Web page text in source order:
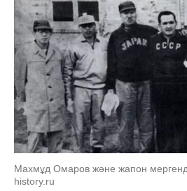
Махмұд Омаров және жапон
history.ru